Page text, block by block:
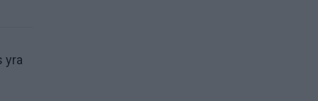
yra